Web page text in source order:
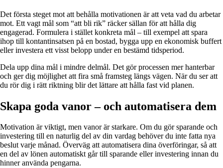
Det första steget mot att behålla motivationen är att veta vad du arbetar
mot. Ett vagt mål som “att bli rik” räcker sällan för att hålla dig
engagerad. Formulera i stället konkreta mål – till exempel att spara
ihop till kontantinsatsen på en bostad, bygga upp en ekonomisk buffert
eller investera ett visst belopp under en bestämd tidsperiod.
Dela upp dina mål i mindre delmål. Det gör processen mer hanterbar
och ger dig möjlighet att fira små framsteg längs vägen. När du ser att
du rör dig i rätt riktning blir det lättare att hålla fast vid planen.
Skapa goda vanor – och automatisera dem
Motivation är viktigt, men vanor är starkare. Om du gör sparande och
investering till en naturlig del av din vardag behöver du inte fatta nya
beslut varje månad. Överväg att automatisera dina överföringar, så att
en del av lönen automatiskt går till sparande eller investering innan du
hinner använda pengarna.